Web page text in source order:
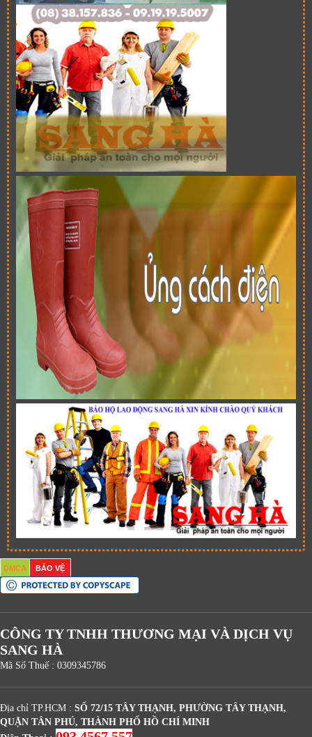
DMCA BẢO VỆ
CÔNG TY TNHH THƯƠNG MẠI VÀ DỊCH VỤ
SANG HÀ
Mã Số Thuế : 0309345786
Địa chỉ TP.HCM : SỐ 72/15 TÂY THẠNH, PHƯỜNG TÂY THẠNH,
QUẬN TÂN PHÚ, THÀNH PHỐ HỒ CHÍ MINH